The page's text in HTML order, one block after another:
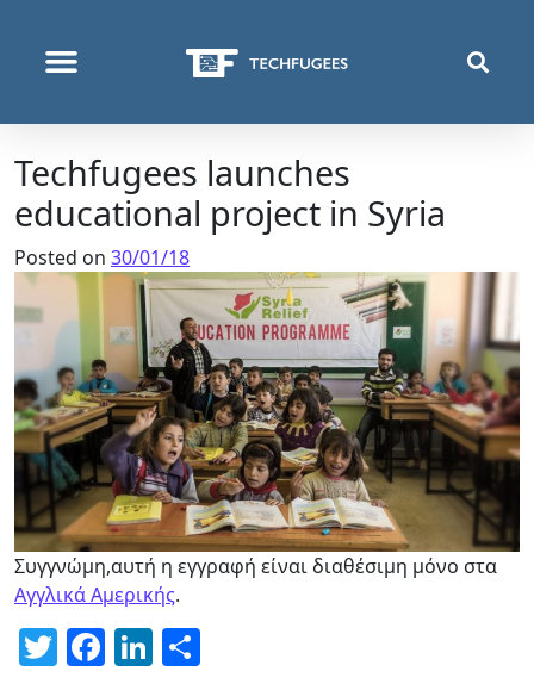
Techfugees launches
educational project in Syria
Posted on 30/01/18
Συγγνώμη,αυτή η εγγραφή είναι διαθέσιμη μόνο στα
Αγγλικά Αμερικής.
Twitter
Facebook
LinkedIn